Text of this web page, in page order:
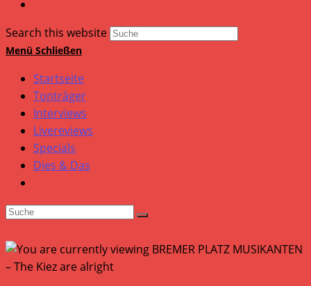
Search this website
Menü Schließen
Startseite
Tonträger
Interviews
Livereviews
Specials
Dies & Das